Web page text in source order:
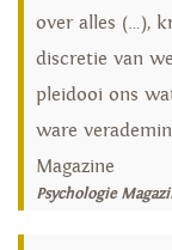
over alles (…),
discretie van
pleidooi ons
ware
Magazine
Psychologie